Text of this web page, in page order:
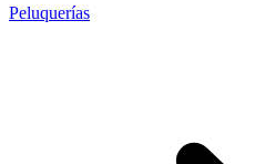
Peluquerías